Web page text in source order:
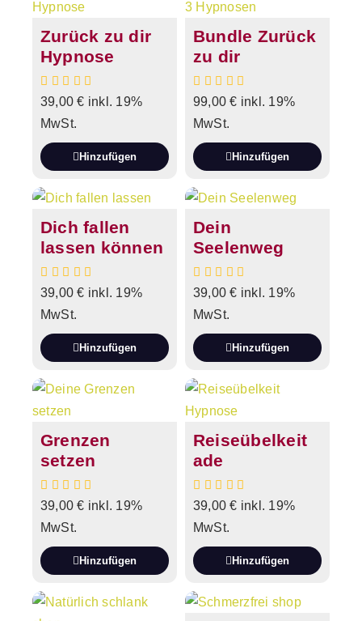
Zurück zu dir
Hypnose
39,00€ inkl. 19%
MwSt.
Hinzufügen
Bundle Zurück
zu dir
99,00€ inkl. 19%
MwSt.
Hinzufügen
Dich fallen
lassen können
39,00€ inkl. 19%
MwSt.
Hinzufügen
Dein
Seelenweg
39,00€ inkl. 19%
MwSt.
Hinzufügen
Grenzen
setzen
39,00€ inkl. 19%
MwSt.
Hinzufügen
Reiseübelkeit
ade
39,00€ inkl. 19%
MwSt.
Hinzufügen